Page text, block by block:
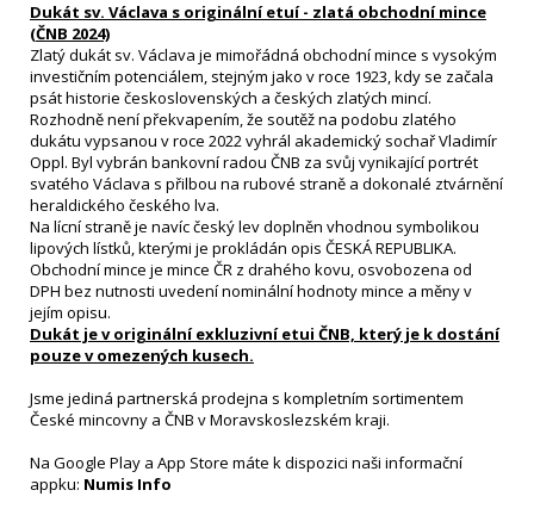
Dukát sv. Václava s originální etuí - zlatá obchodní mince
(ČNB 2024)
Zlatý dukát sv. Václava je mimořádná obchodní mince s vysokým
investičním potenciálem, stejným jako v roce 1923, kdy se začala
psát historie československých a českých zlatých mincí.
Rozhodně není překvapením, že soutěž na podobu zlatého
dukátu vypsanou v roce 2022 vyhrál akademický sochař Vladimír
Oppl. Byl vybrán bankovní radou ČNB za svůj vynikající portrét
svatého Václava s přilbou na rubové straně a dokonalé ztvárnění
heraldického českého lva.
Na lícní straně je navíc český lev doplněn vhodnou symbolikou
lipových lístků, kterými je prokládán opis ČESKÁ REPUBLIKA.
Obchodní mince je mince ČR z drahého kovu, osvobozena od
DPH bez nutnosti uvedení nominální hodnoty mince a měny v
jejím opisu.
Dukát je v originální exkluzivní etui ČNB, který je k dostání
pouze v omezených kusech.
Jsme jediná partnerská prodejna s kompletním sortimentem
České mincovny a ČNB v Moravskoslezském kraji.
Na Google Play a App Store máte k dispozici naši informační
appku: Numis Info